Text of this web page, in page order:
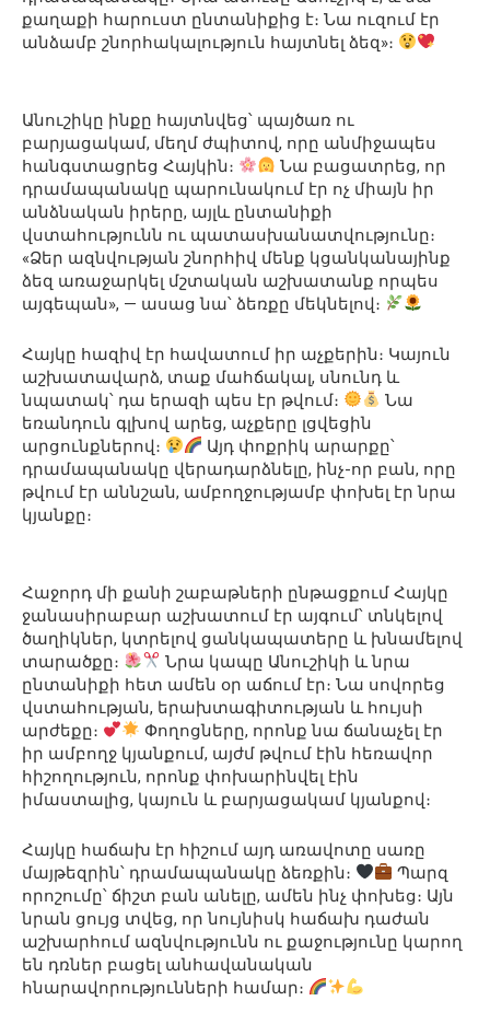
քաղաքի հարուստ ընտանիքից է։ Նա ուզում էր
անձամբ շնորհակալություն հայտնել ձեզ»։
Անուշիկը ինքը հայտնվեց՝ պայծառ ու
բարյացակամ, մեղմ ժպիտով, որը անմիջապես
հանգստացրեց Հայկին։
Նա բացատրեց, որ
դրամապանակը պարունակում էր ոչ միայն իր
անձնական իրերը, այլև ընտանիքի
վստահությունն ու պատասխանատվությունը։
«Ձեր ազնվության շնորհիվ մենք կցանկանայինք
ձեզ առաջարկել մշտական աշխատանք որպես
այգեպան», — ասաց նա՝ ձեռքը մեկնելով։
Հայկը հազիվ էր հավատում իր աչքերին։ Կայուն
աշխատավարձ, տաք մահճակալ, սնունդ և
նպատակ՝ դա երազի պես էր թվում։
Նա
եռանդուն գլխով արեց, աչքերը լցվեցին
արցունքներով։
Այդ փոքրիկ արարքը՝
դրամապանակը վերադարձնելը, ինչ-որ բան, որը
թվում էր աննշան, ամբողջությամբ փոխել էր նրա
կյանքը։
Հաջորդ մի քանի շաբաթների ընթացքում Հայկը
ջանասիրաբար աշխատում էր այգում՝ տնկելով
ծաղիկներ, կտրելով ցանկապատերը և խնամելով
տարածքը։
Նրա կապը Անուշիկի և նրա
ընտանիքի հետ ամեն օր աճում էր։ Նա սովորեց
վստահության, երախտագիտության և հույսի
արժեքը։
Փողոցները, որոնք նա ճանաչել էր
իր ամբողջ կյանքում, այժմ թվում էին հեռավոր
հիշողություն, որոնք փոխարինվել էին
իմաստալից, կայուն և բարյացակամ կյանքով։
Հայկը հաճախ էր հիշում այդ առավոտը սառը
մայթեզրին՝ դրամապանակը ձեռքին։
Պարզ
որոշումը՝ ճիշտ բան անելը, ամեն ինչ փոխեց։ Այն
նրան ցույց տվեց, որ նույնիսկ հաճախ դաժան
աշխարհում ազնվությունն ու քաջությունը կարող
են դռներ բացել անհավանական
հնարավորությունների համար։